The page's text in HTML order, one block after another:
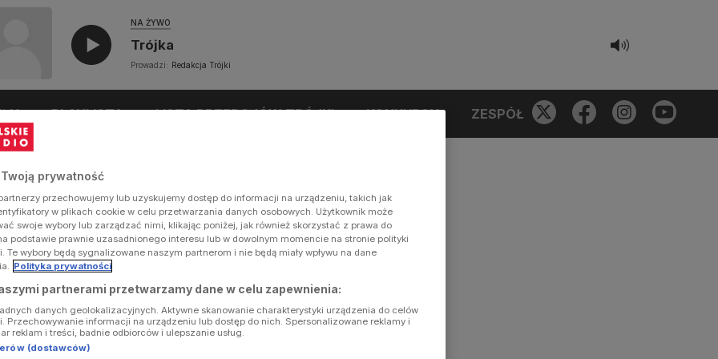
NA ŻYWO
Trójka
Prowadzi: Redakcja Trójki
PLAYLISTA LISTA PRZEBOJÓW TRÓJKI KONKURSY ZESPÓŁ
Twoją prywatność
przechowujemy lub uzyskujemy dostęp do informacji na urządzeniu, takich jak
w plikach cookie w celu przetwarzania danych osobowych. Użytkownik może
swoje wybory lub zarządzać nimi, klikając poniżej, jak również skorzystać z prawa do
podstawie prawnie uzasadnionego interesu lub w dowolnym momencie na stronie polityki
Te wybory będą sygnalizowane naszym partnerom i nie będą miały wpływu na dane
Polityka prywatności
partnerami przetwarzamy dane w celu zapewnienia:
danych geolokalizacyjnych. Aktywne skanowanie charakterystyki urządzenia do celów
Przechowywanie informacji na urządzeniu lub dostęp do nich. Spersonalizowane reklamy i
reklam i treści, badnie odbiorców i ulepszanie usług.
(dostawców)